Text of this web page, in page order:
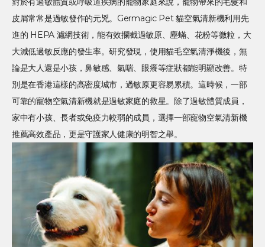
皮屑常常是過敏發作的元兇。Germagic Pet 貓空氣清新機利用先
進的 HEPA 濾網技術，能有效攔截過敏原、塵蟎、花粉等微粒，大
大減低過敏反應的發生率。研究發現，使用貓毛空氣清淨機後，無
論是大人還是小孩，鼻敏感、氣喘、眼癢等症狀都能明顯改善。特
別是在香港這樣的高密度城市，過敏原更容易累積。這時候，一部
可靠的寵物空氣清新機就是過敏家庭的救星。除了過敏體質成員，
家中有小孩、長者或免疫力較弱的成員，選擇一部寵物空氣清新機
推薦高效產品，更是守護家人健康的明智之舉。